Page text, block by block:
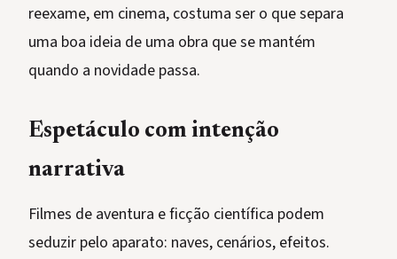
reexame, em cinema, costuma ser o que separa
uma boa ideia de uma obra que se mantém
quando a novidade passa.
Espetáculo com intenção
narrativa
Filmes de aventura e ficção científica podem
seduzir pelo aparato: naves, cenários, efeitos.